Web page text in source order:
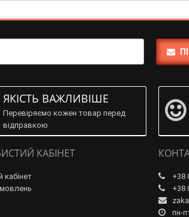
ЯКІСТЬ ВАЖЛИВІШЕ
Перевіряємо кожен товар перед
відправкою
КАБІНЕТ
кабінет
+38
+38
пн-